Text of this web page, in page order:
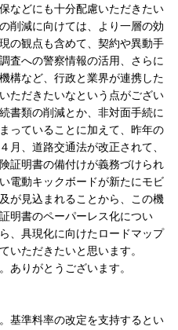
などにも十分配慮いただきたい
削減に向けては、より一層の効
の観点も含めて、契約や異動手
査への警察情報の活用、さらに
構など、行政と業界が連携した
ただきたいなという点がござい
書類の削減とか、非対面手続に
っていることに加えて、昨年の
月、道路交通法が改正されて、
証明書の備付けが義務づけられ
電動キックボードが新たにモビ
が見込まれることから、この機
明書のペーパーレス化につい
、具現化に向けたロードマップ
いただきたいと思います。
りがとうございます。
基準料率の改定を支持するとい